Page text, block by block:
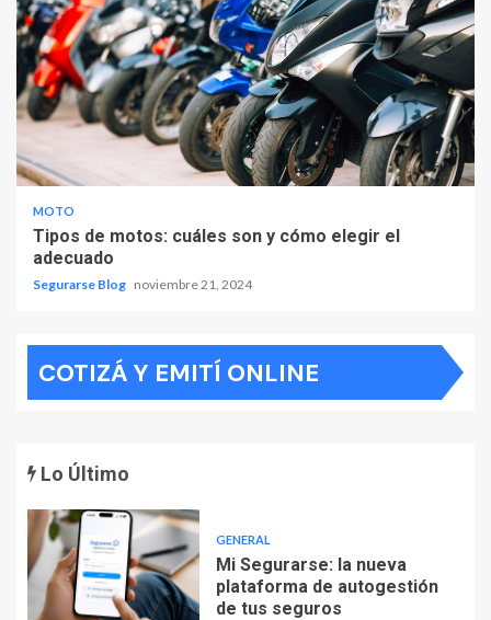
MOTO
Tipos de motos: cuáles son y cómo elegir el
adecuado
Segurarse Blog noviembre 21, 2024
COTIZÁ Y EMITÍ ONLINE
Lo Último
GENERAL
Mi Segurarse: la nueva
plataforma de autogestión
de tus seguros